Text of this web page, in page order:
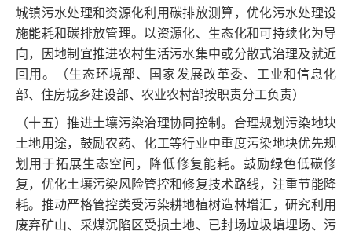
城镇污水处理和资源化利用碳排放测算，优化污水处理设
施能耗和碳排放管理。以资源化、生态化和可持续化为导
向，因地制宜推进农村生活污水集中或分散式治理及就近
回用。（生态环境部、国家发展改革委、工业和信息化
部、住房城乡建设部、农业农村部按职责分工负责）
（十五）推进土壤污染治理协同控制。合理规划污染地块
土地用途，鼓励农药、化工等行业中重度污染地块优先规
划用于拓展生态空间，降低修复能耗。鼓励绿色低碳修
复，优化土壤污染风险管控和修复技术路线，注重节能降
耗。推动严格管控类受污染耕地植树造林增汇，研究利用
废弃矿山、采煤沉陷区受损土地、已封场垃圾填埋场、污